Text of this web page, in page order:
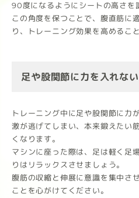
90度になるようにシートの高さを
この角度を保つことで、腹直筋に
り、トレーニング効果を高めるこ
足や股関節に力を入れない
トレーニング中に足や股関節に力
激が逃げてしまい、本来鍛えたい
くなります。
マシンに座った際は、足は軽く足
りはリラックスさせましょう。
腹筋の収縮と伸展に意識を集中さ
ことを心がけてください。